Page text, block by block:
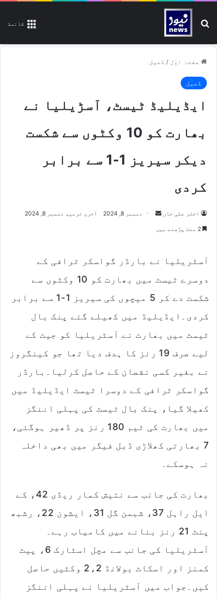
قائمة تلاش کیجیے
صفحۂ اوّل / کھیل
کھیل
ایڈیلیڈ ٹیسٹ، آسڑیلیا نے
بھارت کو 10 وکٹوں سے شکست
دیکر سیریز 1-1 سے برابر
کردی
اختر علی خان
m
i
دسمبر 8, 2024 آخری ترمیم دسمبر 8, 2024
آسٹریلیا نے بارڈر گواسکر ٹرافی کے
دوسرے ٹیسٹ میں بھارت کو 10 وکٹوں سے
شکست دے کر 5 میچوں کی سیریز 1-1 سے برابر
کردی۔ایڈیلیڈ میں کھیلے گئے پنک بال
ٹیسٹ میں بھارت نے آسٹریلیا کو جیت کے
لیے صرف 19 رنز کا ہدف دیا تھا جو کینگروز
نے بغیر کسی نقصان کے حاصل کرلیا۔بارڈر
گواسکر ٹرافی کے دوسرا ٹیسٹ ایڈیلیڈ میں
کھیلا گیا، پنک بال ٹیسٹ کی پہلی اننگز
میں بھارت کی ٹیم 180 رنز پر ڈھیر ہوگئی،
7 بھارتی کھلاڑی ڈبل فیگر میں بھی داخلہ
نہ ہوسکے۔
بھارت کی جانب سے نتیش کمار ریڈی 42، کے
ایل راہل 37، شبمن گل 31، ایشون 22، رشبھ
پنٹ 21 رنز بنانے میں کامیاب رہے۔
آسٹریلیا کی جانب سے مچل اسٹارک 6، پیٹ
کمنز اور اسکاٹ بولانڈ 2،2 وکٹیں حاصل
کیں۔جواب میں آسٹریلیا نے پہلی اننگز